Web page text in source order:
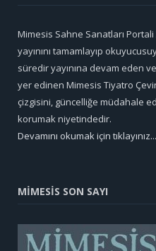
Mimesis Sahne Sanatları Portali
yayınını tamamlayıp
süredir yayınına devam eden
yer edinen Mimesis Tiyatro
çizgisini, güncelliğe müdahale
korumak niyetindedir.
Devamını okumak için tıklayınız...
MİMESİS SON SAYI